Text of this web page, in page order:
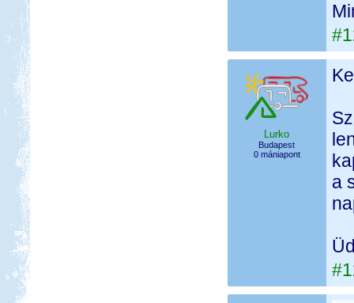
Lurko
Budapest
0 mániapont
a